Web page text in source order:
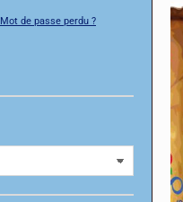
Mot de passe perdu ?